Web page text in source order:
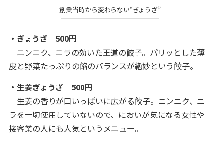
創業当時から変わらない“ぎょうざ”
・ぎょうざ 500円
ニンニク、ニラの効いた王道の餃子。パリッとした薄
皮と野菜たっぷりの餡のバランスが絶妙という餃子。
・生姜ぎょうざ 500円
生姜の香りが口いっぱいに広がる餃子。ニンニク、ニ
ラを一切使用していないので、においが気になる女性や
接客業の人にも人気というメニュー。